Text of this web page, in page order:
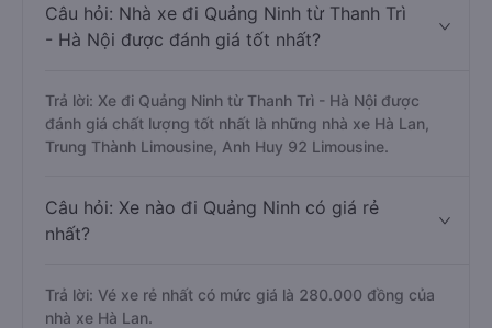
Câu hỏi: Nhà xe đi Quảng Ninh từ Thanh Trì
- Hà Nội được đánh giá tốt nhất?
Trả lời: Xe đi Quảng Ninh từ Thanh Trì - Hà Nội được
đánh giá chất lượng tốt nhất là những nhà xe Hà Lan,
Trung Thành Limousine, Anh Huy 92 Limousine.
Câu hỏi: Xe nào đi Quảng Ninh có giá rẻ
nhất?
Trả lời: Vé xe rẻ nhất có mức giá là 280.000 đồng của
nhà xe Hà Lan.